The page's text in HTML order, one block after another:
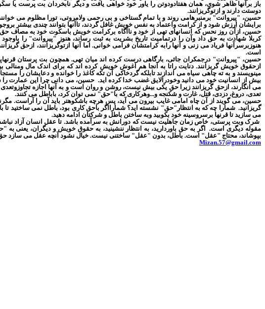
باز برآنها ظاهر شوی، همان هفتادودوتن را یاور خود خواهی یافت و دیگر نابخردان بت پرست یا
دوستت دارند و ازتوگریزانند.
حسین، "پیروانت" برمنبرهامی روند و با تمام گستاخی و بی رحمی ولامروتی، تورا مظلوم می
برایشان ارزش شود و از کرامت واعتماد به نفس خویش غافل گردند، تاآنها بتوانند چندی بیشتر
حسین، ازآن روز نحس که انسانهای تهی از خود و ناآگاه برکرامت خویش باسکوت خود به مصاف
کربلا شهادت به حق داد وآن را درتمامیت تاریخ بشریت به ثبت رساند، هنوز "پیروانت" را
هنوزبرسرآنها فریاد می زنی و آنها رابه کرامتشان فرامی خوانی. اما آنها ازتوگریزانند،
است.
حسین، "پیروانت" درجمکران جائی، بارگاهی درست کرده اند میان تهی. همچون بت پرستان
ازحقوق خویش گریزانند. دنایت راتا به آنجا هم آغوش خویش کرده اند که برای اندک مال
مینویسند و به ته چاهی سیاه می اندازند تابلکه گردخاکی آن تکه کاغذ را خوانده و دعایشان را
بیش از انسانیت خود می دانید وخودرالایق غضب خدا کرده اید. حسین، می دانی چرا این عمارت را
می انگارند، ازحق گریزانند زیرا حق یکی بیش نیست، روشن و روان است و به آنها اجازه
تعدی، دروغ، دزدی، قتل، غارت و شکنجه و...وهرکاری که با"حق" نمی توان کرد، باباطل می کنند.
حسین، می گویند از آن چاه امامی غایب بیرون می آید، پس هرچه باشکوهتر باید آن را آراست.
گریزانید. شمارا چه که به انتظار"حق" نشسته اید؟ شمارااگر باحق کاری بود، باطل نمی ساختید تا
می سازید تا قرنها برسروسینه خود بکوبید وبه ساختن باطل و شرکتان ادامه دهید.
شرک وبت پرستی، خاص زمان جاهلیت نیست که دورانش به سرآمده باشد. تا عقل انسان آزاد
مقوله دیگری است.
اگر به حق باوردارید، به انتظار ننشینید، به حقوق خویش و دیگران، یعنی
بپوشاند، محتاج "عقل" است. باطل، بدون "عقل" ساختنی نیست. خیال نشود آنچه عقل می
Mizan.57@gmail.com